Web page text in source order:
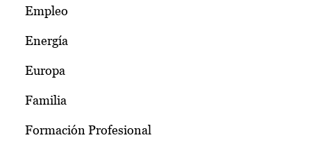
Empleo
Energía
Europa
Familia
Formación Profesional